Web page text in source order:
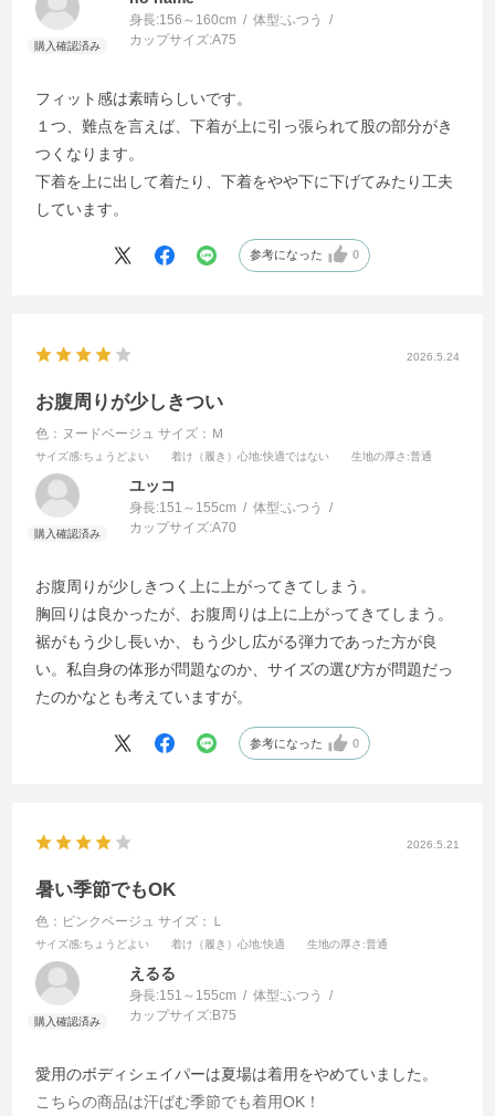
身長:156～160cm 体型:ふつう
カップサイズ:A75
フィット感は素晴らしいです。
１つ、難点を言えば、下着が上に引っ張られて股の部分がき
つくなります。
下着を上に出して着たり、下着をやや下に下げてみたり工夫
しています。
参考になった 0
2026.5.24
お腹周りが少しきつい
色：ヌードベージュ サイズ：Ｍ
サイズ感:ちょうどよい 着け（履き）心地:快適ではない 生地の厚さ :普通
ユッコ
身長:151～155cm 体型:ふつう
カップサイズ:A70
お腹周りが少しきつく上に上がってきてしまう。
胸回りは良かったが、お腹周りは上に上がってきてしまう。
裾がもう少し長いか、もう少し広がる弾力であった方が良
い。私自身の体形が問題なのか、サイズの選び方が問題だっ
たのかなとも考えていますが。
参考になった 0
2026.5.21
暑い季節でもOK
色：ピンクベージュ サイズ：Ｌ
サイズ感:ちょうどよい 着け（履き）心地:快適 生地の厚さ :普通
えるる
身長:151～155cm 体型:ふつう
カップサイズ:B75
愛用のボディシェイパーは夏場は着用をやめていました。
こちらの商品は汗ばむ季節でも着用OK！